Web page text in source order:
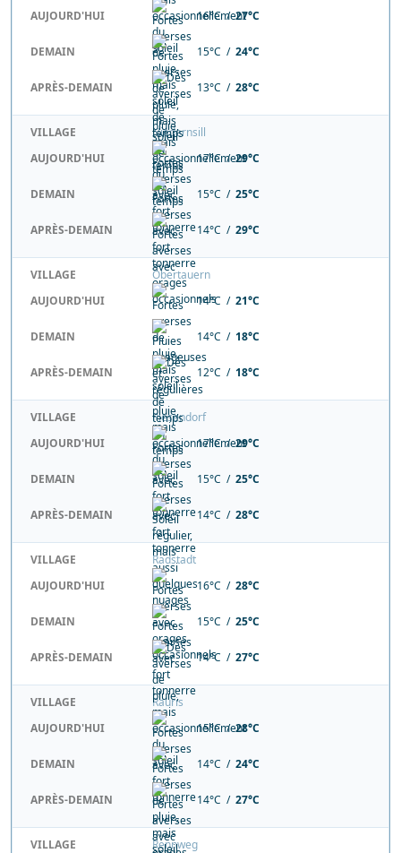
AUJOURD'HUI 16°C /27°C
DEMAIN 15°C / 24°C
APRÈS-DEMAIN 13°C / 28°C
VILLAGE
Niedernsill
AUJOURD'HUI
17°C /29°C
DEMAIN 15°C / 25°C
APRÈS-DEMAIN 14°C / 29°C
VILLAGE
Obertauern
AUJOURD'HUI
14°C / 21°C
DEMAIN 14°C / 18°C
APRÈS-DEMAIN 12°C / 18°C
VILLAGE
Piesendorf
AUJOURD'HUI
17°C /29°C
DEMAIN 15°C / 25°C
APRÈS-DEMAIN 14°C / 28°C
VILLAGE
Radstadt
AUJOURD'HUI
16°C / 28°C
DEMAIN 15°C / 25°C
APRÈS-DEMAIN 14°C / 27°C
VILLAGE
Rauris
AUJOURD'HUI
15°C /28°C
DEMAIN 14°C / 24°C
APRÈS-DEMAIN 14°C / 27°C
VILLAGE
Rennweg